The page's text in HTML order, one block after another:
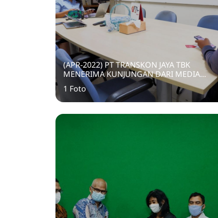
(APR-2022) PT TRANSKON JAYA TBK
MENERIMA KUNJUNGAN DARI MEDIA
NIAGA ASIA
1 Foto